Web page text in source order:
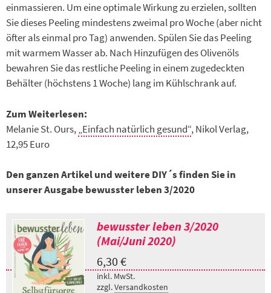
einmassieren. Um eine optimale Wirkung zu erzielen, sollten
Sie dieses Peeling mindestens zweimal pro Woche (aber nicht
öfter als einmal pro Tag) anwenden. Spülen Sie das Peeling
mit warmem Wasser ab. Nach Hinzufügen des Olivenöls
bewahren Sie das restliche Peeling in einem zugedeckten
Behälter (höchstens 1 Woche) lang im Kühlschrank auf.
Zum Weiterlesen:
Melanie St. Ours,„Einfach natürlich gesund“, Nikol Verlag,
12,95 Euro
Den ganzen Artikel und weitere DIY´s finden Sie in
unserer Ausgabe bewusster leben 3/2020
bewusster leben 3/2020
(Mai/Juni 2020)
6,30 €
inkl. MwSt.
zzgl.Versandkosten